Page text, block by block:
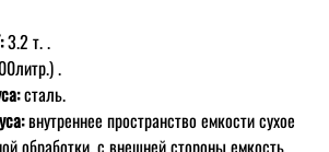
3.2 т. .
.
сталь.
внутреннее пространство емкости сухое
обработки, с внешней стороны емкость